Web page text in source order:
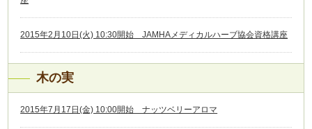
2015年2月10日(火) 10:30開始 JAMHAメディカルハーブ協会資格講座
木の実
2015年7月17日(金) 10:00開始 ナッツベリーアロマ